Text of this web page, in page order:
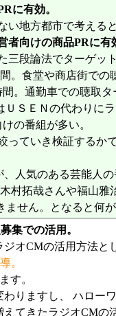
に有効。
い地方都市で考え
向けの商品PRに有
三段論法でターゲッ
食堂や商店街での
通勤車での聴取タ
ＥＮの代わりにラ
の番組が多い。
っていき検証するか
人気のある芸能人
村拓哉さんや福山
せん。となると何
集での活用。
オCMの活用方法と
。
す。
りますし、 ハロー
てきたラジオCM